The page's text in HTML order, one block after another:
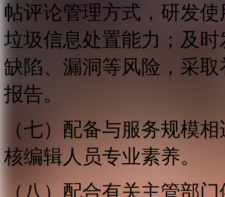
帖评论管理方式，研发
垃圾信息处置能力；及
缺陷、漏洞等风险，采
报告。
（七）配备与服务规模
核编辑人员专业素养。
（八）配合有关主管部